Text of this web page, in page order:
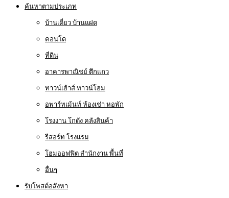
ค้นหาตามประเภท
บ้านเดี่ยว บ้านแฝด
คอนโด
ที่ดิน
อาคารพาณิชย์ ตึกแถว
ทาวน์เฮ้าส์ ทาวน์โฮม
อพาร์ทเม้นท์ ห้องเช่า หอพัก
โรงงาน โกดัง คลังสินค้า
รีสอร์ท โรงแรม
โฮมออฟฟิต สำนักงาน พื้นที่
อื่นๆ
รับโพสต์อสังหา